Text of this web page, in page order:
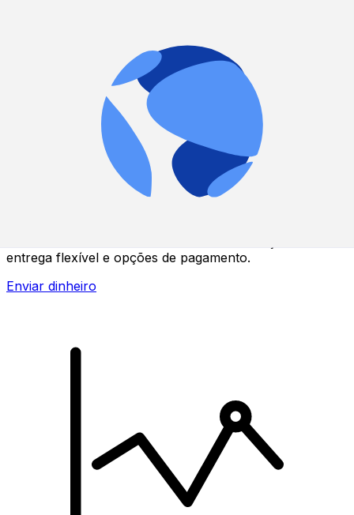
Transferência internacional de dinheiro Xe
entrega flexível e opções de pagamento.
Enviar dinheiro